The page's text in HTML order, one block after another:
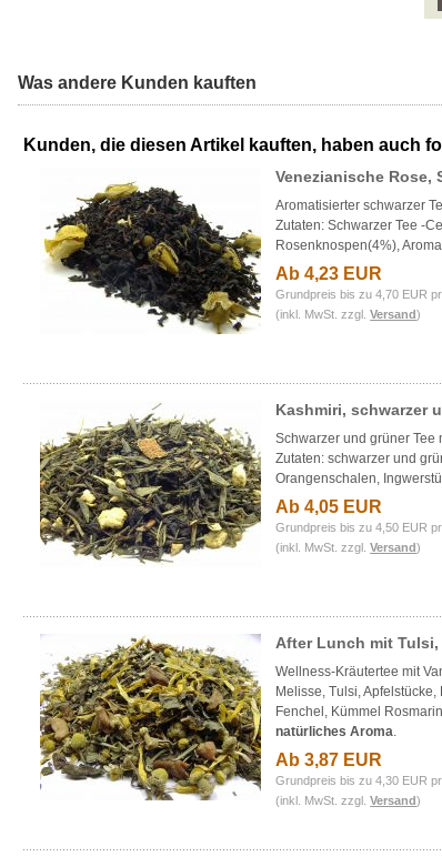
Was andere Kunden kauften
Kunden, die diesen Artikel kauften, haben auch
Venezianische Rose,
Aromatisierter schwarzer
Zutaten: Schwarzer Tee -
Rosenknospen(4%), Aroma
Ab 4,23 EUR
Grundpreis bis zu 4,70 EUR
(inkl. MwSt. zzgl.Versand)
Kashmiri, schwarzer
Schwarzer und grüner Tee
Zutaten: schwarzer und
Orangenschalen,
Ab 4,05 EUR
Grundpreis bis zu 4,50 EUR
(inkl. MwSt. zzgl.Versand)
After Lunch mit
Wellness-Kräutertee mit
Melisse, Tulsi,
Fenchel, Kümmel
natürliches Aroma.
Ab 3,87 EUR
Grundpreis bis zu 4,30 EUR
(inkl. MwSt. zzgl.Versand)